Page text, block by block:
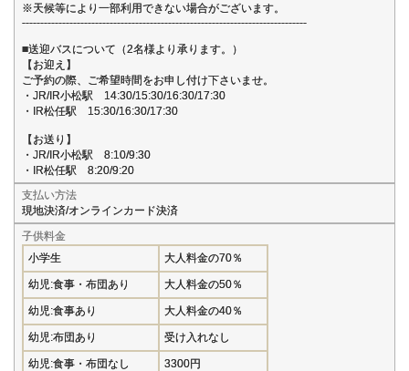
※天候等により一部利用できない場合がございます。
------------------------------------------------------------------------------
■送迎バスについて（2名様より承ります。）
【お迎え】
ご予約の際、ご希望時間をお申し付け下さいませ。
・JR/IR小松駅 14:30/15:30/16:30/17:30
・IR松任駅 15:30/16:30/17:30
【お送り】
・JR/IR小松駅 8:10/9:30
・IR松任駅 8:20/9:20
支払い方法
現地決済/オンラインカード決済
子供料金
小学生
大人料金の70％
幼児:食事・布団あり 大人料金の50％
幼児:食事あり 大人料金の40％
幼児:布団あり 受け入れなし
幼児:食事・布団なし 3300円